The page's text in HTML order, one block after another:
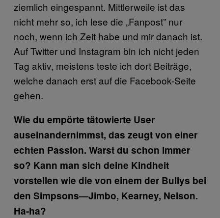
ziemlich eingespannt. Mittlerweile ist das
nicht mehr so, ich lese die „Fanpost” nur
noch, wenn ich Zeit habe und mir danach ist.
Auf Twitter und Instagram bin ich nicht jeden
Tag aktiv, meistens teste ich dort Beiträge,
welche danach erst auf die Facebook-Seite
gehen.
Wie du empörte tätowierte User
auseinandernimmst, das zeugt von einer
echten Passion. Warst du schon immer
so? Kann man sich deine Kindheit
vorstellen wie die von einem der Bullys bei
den Simpsons—Jimbo, Kearney, Nelson.
Ha-ha?